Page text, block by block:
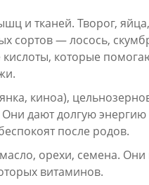
и тканей. Творог,
сортов — лосось,
которые
киноа),
дают долгую энергию
после родов.
орехи, семена.
витаминов.